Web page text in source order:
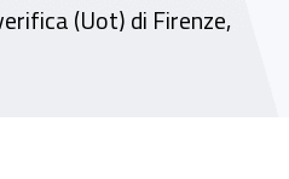
(Uot) di Firenze,